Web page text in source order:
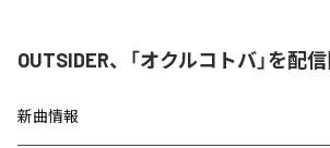
OUTSIDER、「オクルコトバ」を配
新曲情報